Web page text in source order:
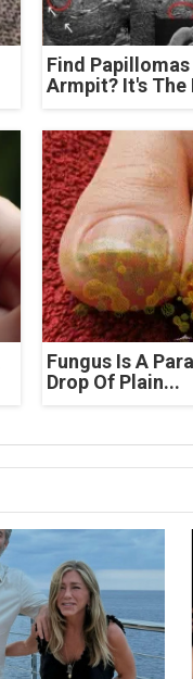
Find
Armpit? It's
Fungus Is A
Drop Of Plain...